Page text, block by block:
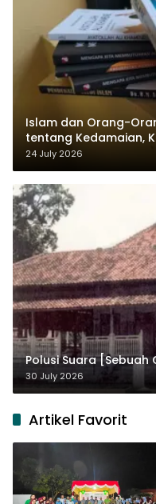
Islam dan Orang-
tentang Kedamaian,
dalam Pemikiran
24 July 2026
Polusi Suara [Sebuah
30 July 2026
Artikel Favorit